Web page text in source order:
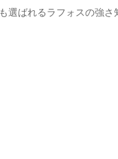
選ばれるラフォスの強さ